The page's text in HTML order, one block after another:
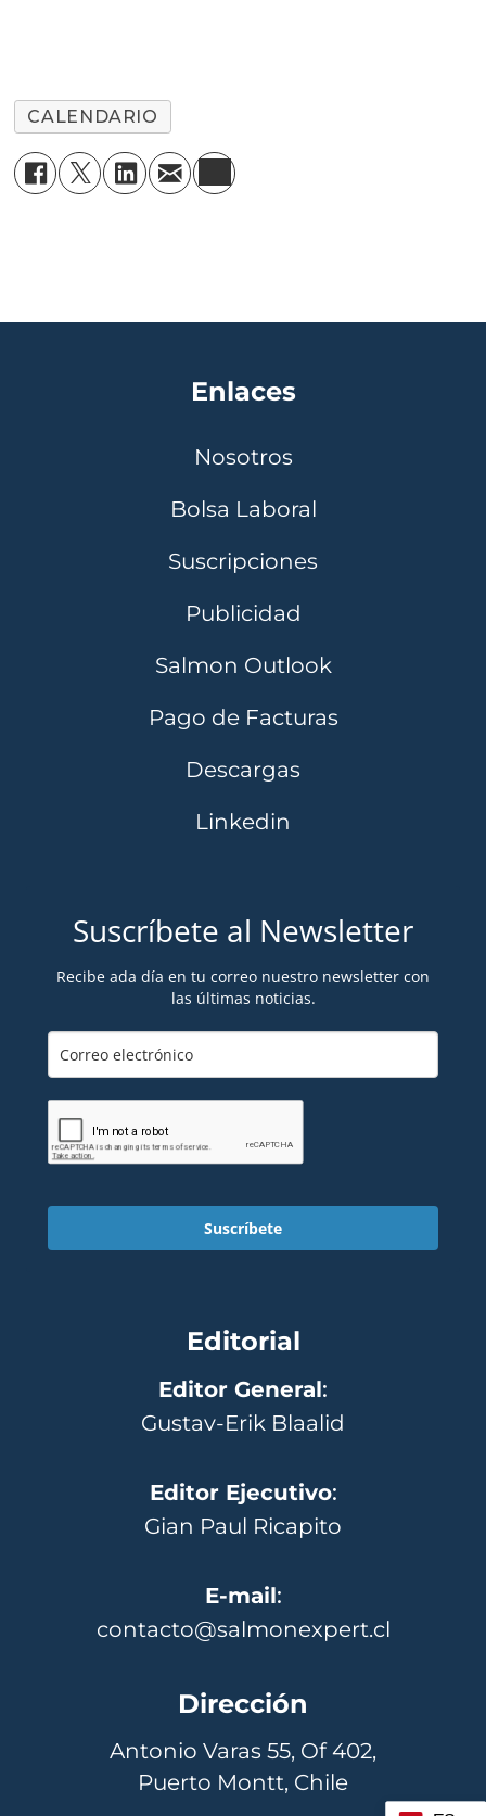
CALENDARIO
Enlaces
Nosotros
Bolsa Laboral
Suscripciones
Publicidad
Salmon Outlook
Pago de Facturas
Descargas
Linkedin
Suscríbete al Newsletter
Recibe ada día en tu correo nuestro newsletter con
las últimas noticias.
Suscríbete
Editorial
Editor General:
Gustav-Erik Blaalid
Editor Ejecutivo:
Gian Paul Ricapito
E-mail:
contacto@salmonexpert.cl
Dirección
Antonio Varas 55, Of 402,
Puerto Montt, Chile